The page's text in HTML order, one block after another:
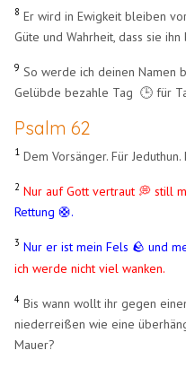
8 Er wird in Ewigkeit bleiben
Güte und Wahrheit, dass sie ihn
9 So werde ich deinen Namen
Gelübde bezahle Tag 🕒 für
Psalm 62
1 Dem Vorsänger. Für
2 Nur auf Gott vertraut 💭 still
Rettung 🛟.
3 Nur er ist mein Fels 🪨 und
ich werde nicht viel wanken.
4 Bis wann wollt ihr gegen
niederreißen wie eine
Mauer?